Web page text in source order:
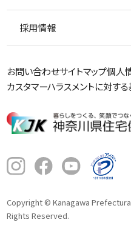
採用情報
お問い合わせサイトマップ個人
カスタマーハラスメントに対す
Copyright © Kanagawa
Rights Reserved.